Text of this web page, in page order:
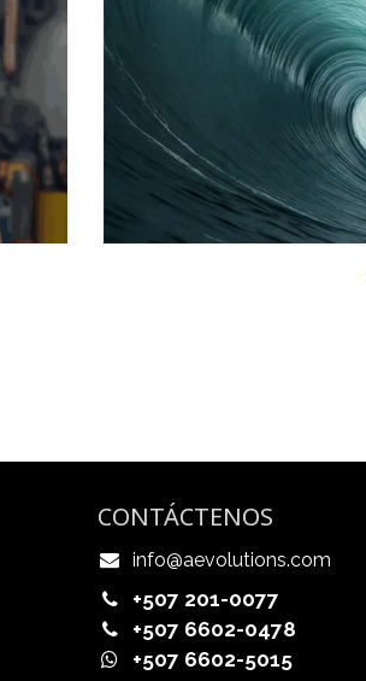
CONTÁCTENOS
info@aevolutions.com
+507 201-0077
+507 6602-0478
+507 6602-5015